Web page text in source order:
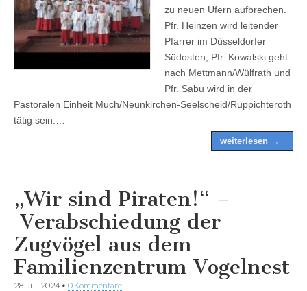
zu neuen Ufern aufbrechen.
Pfr. Heinzen wird leitender
Pfarrer im Düsseldorfer
Südosten, Pfr. Kowalski geht
nach Mettmann/Wülfrath und
Pfr. Sabu wird in der
Pastoralen Einheit Much/Neunkirchen-Seelscheid/Ruppichteroth
tätig sein.…
weiterlesen →
„Wir sind Piraten!“ –
Verabschiedung der
Zugvögel aus dem
Familienzentrum Vogelnest
28. Juli 2024• 0 Kommentare